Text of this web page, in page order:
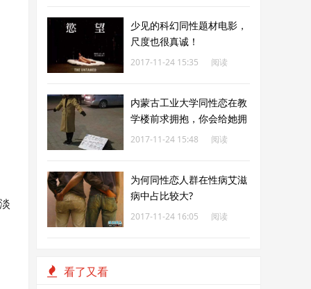
少见的科幻同性题材电影，
尺度也很真诚！
2017-11-24 15:35
阅读
内蒙古工业大学同性恋在教
学楼前求拥抱，你会给她拥
抱吗？
2017-11-24 15:48
阅读
为何同性恋人群在性病艾滋
病中占比较大?
2017-11-24 16:05
阅读
看了又看